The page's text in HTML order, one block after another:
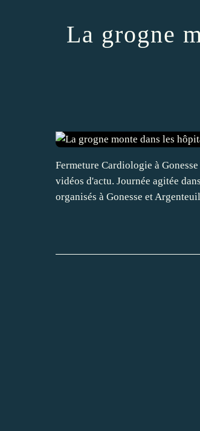
La grogne
Fermeture Cardiologie à
vidéos d'actu. Journée agitée
organisés à Gonesse et